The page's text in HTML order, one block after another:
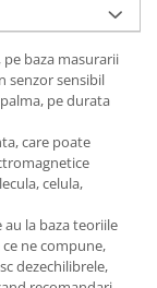
baza masurarii
senzor sensibil
pe durata
care poate
celula,
la baza teoriile
ne compune,
dezechilibrele,